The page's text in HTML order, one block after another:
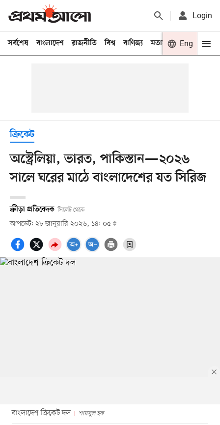
Login
সর্বশেষ বাংলাদেশ রাজনীতি বিশ্ব বাণিজ্য মতামত খেলা
Eng
ক্রিকেট
অস্ট্রেলিয়া, ভারত, পাকিস্তান—২০২৬
সালে ঘরের মাঠে বাংলাদেশের যত সিরিজ
ক্রীড়া প্রতিবেদক সিলেট থেকে
আপডেট: ২৮ জানুয়ারি ২০২৬, ১৪: ০৫
বাংলাদেশ ক্রিকেট দল শামসুল হক